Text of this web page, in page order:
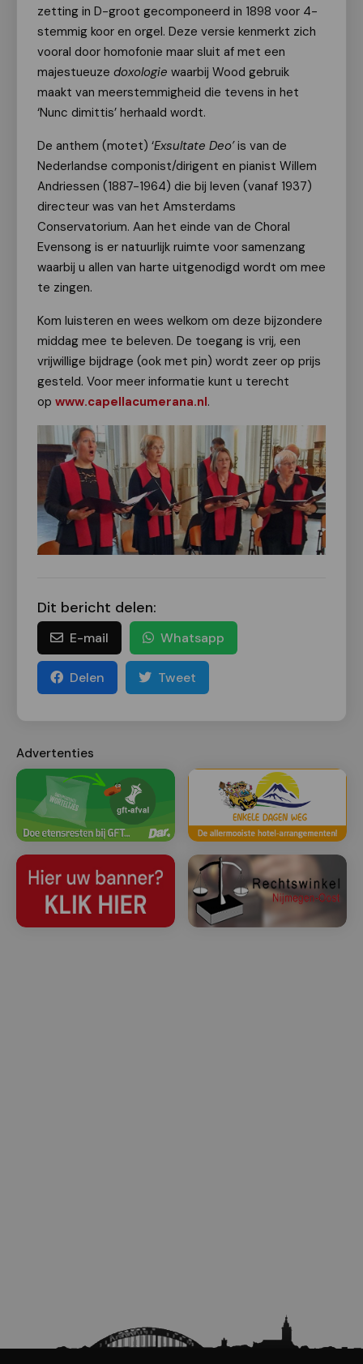
zetting in D-groot gecomponeerd in 1898 voor 4-
stemmig koor en orgel. Deze versie kenmerkt zich
vooral door homofonie maar sluit af met een
majestueuze doxologie waarbij Wood gebruik
maakt van meerstemmigheid die tevens in het
‘Nunc dimittis’ herhaald wordt.
De anthem (motet) ‘Exsultate Deo’is van de
Nederlandse componist/dirigent en pianist Willem
Andriessen (1887-1964) die bij leven (vanaf 1937)
directeur was van het Amsterdams
Conservatorium. Aan het einde van de Choral
Evensong is er natuurlijk ruimte voor samenzang
waarbij u allen van harte uitgenodigd wordt om mee
te zingen.
Kom luisteren en wees welkom om deze bijzondere
middag mee te beleven. De toegang is vrij, een
vrijwillige bijdrage (ook met pin) wordt zeer op prijs
gesteld. Voor meer informatie kunt u terecht
op www.capellacumerana.nl.
Dit bericht delen:
E-mail Whatsapp
Delen Tweet
Advertenties